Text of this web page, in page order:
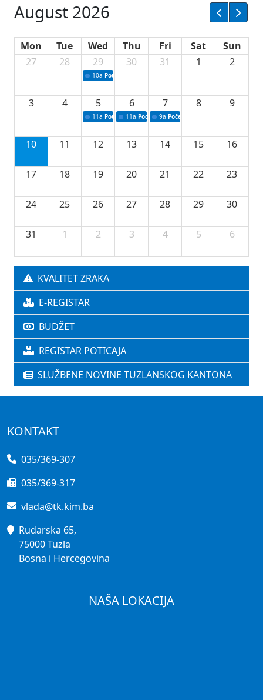
August 2026
Mon Tue Wed Thu Fri Sat
Sun
27
28 29
10a Potpisivanje ugovora sa neprofitnim
30 31 1 2
3 4 5
11a Potpisivanje ugovora o stipendijama za
6
11a Podrška razvoju vodne infrastrukture u
7
9a Početak izgradnje nove
8 9
10 11 12 13 14 15 16
17 18 19 20 21 22 23
24 25 26 27 28 29 30
31 1 2 3 4 5 6
KVALITET ZRAKA
E-REGISTAR
BUDŽET
REGISTAR POTICAJA
SLUŽBENE NOVINE TUZLANSKOG KANTONA
KONTAKT
035/369-307
035/369-317
vlada@tk.kim.ba
Rudarska 65,
75000 Tuzla
Bosna i Hercegovina
NAŠA LOKACIJA